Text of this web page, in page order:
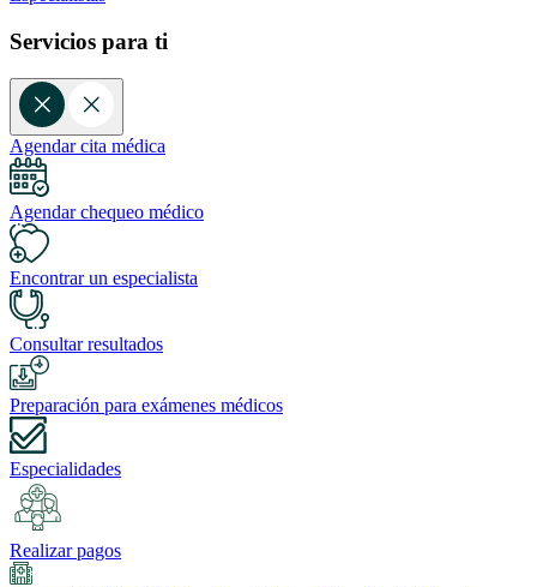
Servicios para ti
Agendar cita médica
Agendar chequeo médico
Encontrar un especialista
Consultar resultados
Preparación para exámenes médicos
Especialidades
Realizar pagos